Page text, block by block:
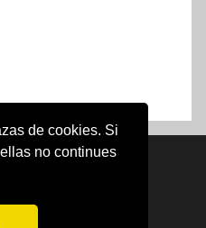
de cookies. Si
no continues
@2019